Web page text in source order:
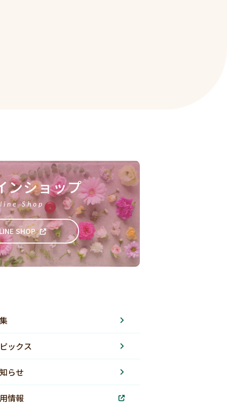
ンショップ
Shop
SHOP
ックス
らせ
情報